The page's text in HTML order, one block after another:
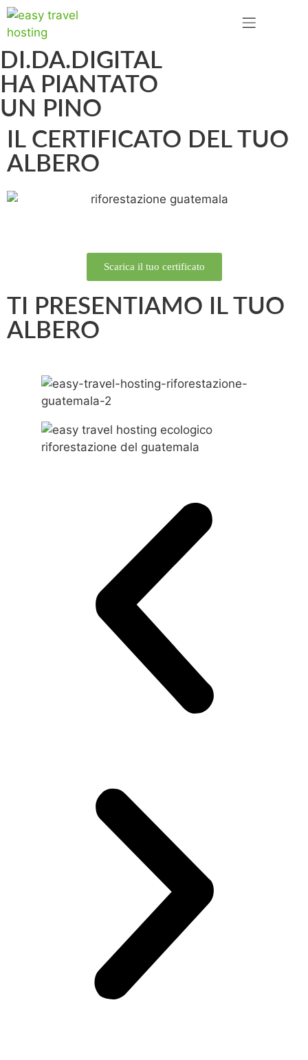
DI.DA.DIGITAL
HA PIANTATO
UN PINO
IL CERTIFICATO DEL TUO
ALBERO
Scarica il tuo certificato
TI PRESENTIAMO IL TUO
ALBERO